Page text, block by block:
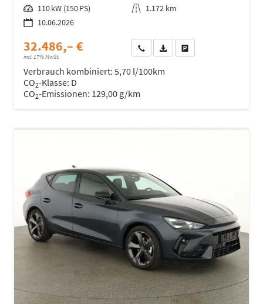
Leistung 110 kW (150 PS) Kilometerstand 1.172 km
10.06.2026
32.486,– €
incl. 17% MwSt.
Wir rufen Sie anFahrzeugexposé (PDF)
Verbrauch kombiniert: 5,70 l/100km
CO2-Klasse: D
CO2-Emissionen: 129,00 g/km